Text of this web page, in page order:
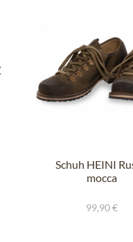
Schuh HEINI
mocca
99,90 €